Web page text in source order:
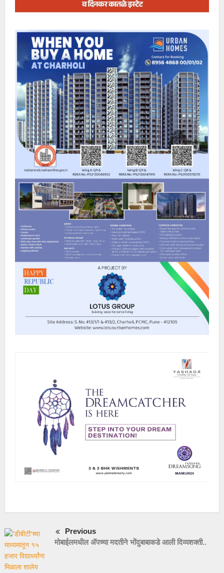
Previous
मोबाईलमधील ॲपच्या मदतीने भोंदुबाबाकडे आली दिव्यशक्ती..